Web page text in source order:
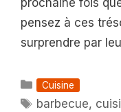
prochaine fois
pensez à ces
surprendre par
Catégories
Cuisine
Étiquettes
barbecue,